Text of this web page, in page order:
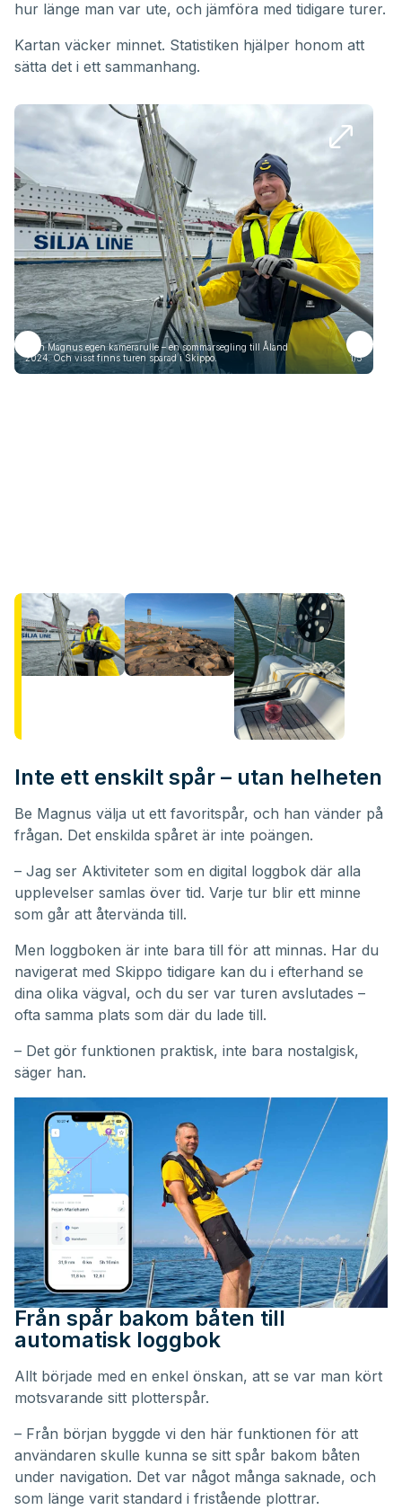
hur länge man var ute, och jämföra med tidigare turer.
Kartan väcker minnet. Statistiken hjälper honom att
sätta det i ett sammanhang.
Från Magnus egen kamerarulle – en sommarsegling till Åland
2024. Och visst finns turen sparad i Skippo.
1/5
Inte ett enskilt spår – utan helheten
Be Magnus välja ut ett favoritspår, och han vänder på
frågan. Det enskilda spåret är inte poängen.
– Jag ser Aktiviteter som en digital loggbok där alla
upplevelser samlas över tid. Varje tur blir ett minne
som går att återvända till.
Men loggboken är inte bara till för att minnas. Har du
navigerat med Skippo tidigare kan du i efterhand se
dina olika vägval, och du ser var turen avslutades –
ofta samma plats som där du lade till.
– Det gör funktionen praktisk, inte bara nostalgisk,
säger han.
Från spår bakom båten till
automatisk loggbok
Allt började med en enkel önskan, att se var man kört
motsvarande sitt plotterspår.
– Från början byggde vi den här funktionen för att
användaren skulle kunna se sitt spår bakom båten
under navigation. Det var något många saknade, och
som länge varit standard i fristående plottrar.